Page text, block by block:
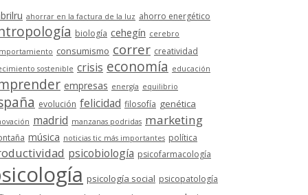
ahorrar en la factura de la luz ahorro energético
biología cehegín cerebro
consumismo correr creatividad
sostenible crisis economía educación
empresas energía equilibrio
evolución felicidad filosofía genética
madrid manzanas podridas marketing
música noticias tic más importantes política
psicobiología psicofarmacología
psicología social psicopatología